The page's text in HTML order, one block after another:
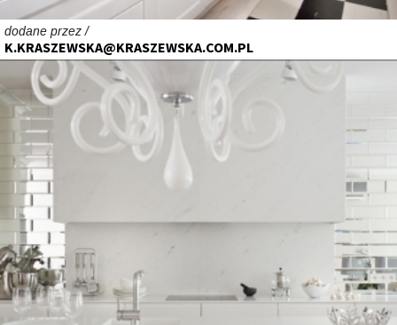
dodane przez /
K.KRASZEWSKA@KRASZEWSKA.COM.PL